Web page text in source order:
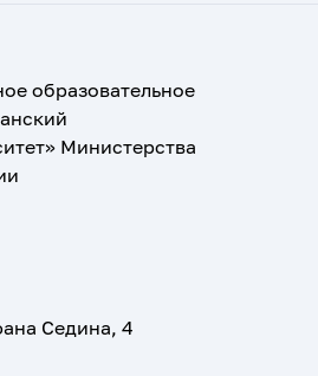
образовательное
Министерства
Седина, 4